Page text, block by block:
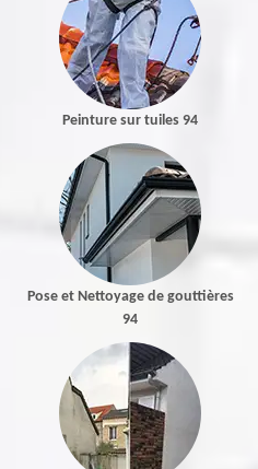
Peinture sur tuiles 94
Pose et Nettoyage de gouttières
94